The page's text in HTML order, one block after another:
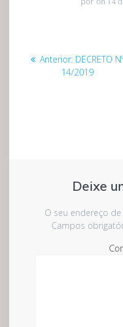
Anterior: Post
anterior:
DECRETO
14/2019
Deixe
O seu endereço
Campos